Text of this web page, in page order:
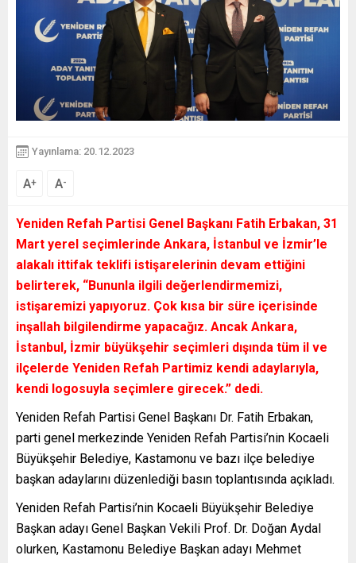
Yayınlama: 20.12.2023
A+ A-
Yeniden Refah Partisi Genel Başkanı Fatih Erbakan, 31
Mart yerel seçimlerinde Ankara, İstanbul ve İzmir’le
alakalı ittifak teklifi istişarelerinin devam ettiğini
belirterek, “Bununla ilgili değerlendirmemizi,
istişaremizi yapıyoruz. Çok kısa bir süre içerisinde
inşallah bilgilendirme yapacağız. Ancak Ankara,
İstanbul, İzmir büyükşehir seçimleri dışında tüm il ve
ilçelerde Yeniden Refah Partimiz kendi adaylarıyla,
kendi logosuyla seçimlere girecek.” dedi.
Yeniden Refah Partisi Genel Başkanı Dr. Fatih Erbakan,
parti genel merkezinde Yeniden Refah Partisi’nin Kocaeli
Büyükşehir Belediye, Kastamonu ve bazı ilçe belediye
başkan adaylarını düzenlediği basın toplantısında açıkladı.
Yeniden Refah Partisi’nin Kocaeli Büyükşehir Belediye
Başkan adayı Genel Başkan Vekili Prof. Dr. Doğan Aydal
olurken, Kastamonu Belediye Başkan adayı Mehmet